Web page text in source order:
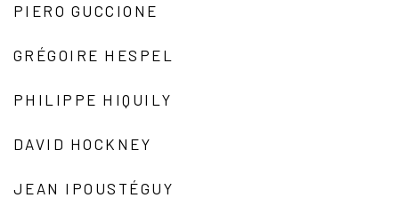
PIERO GUCCIONE
GRÉGOIRE HESPEL
PHILIPPE HIQUILY
DAVID HOCKNEY
JEAN IPOUSTÉGUY